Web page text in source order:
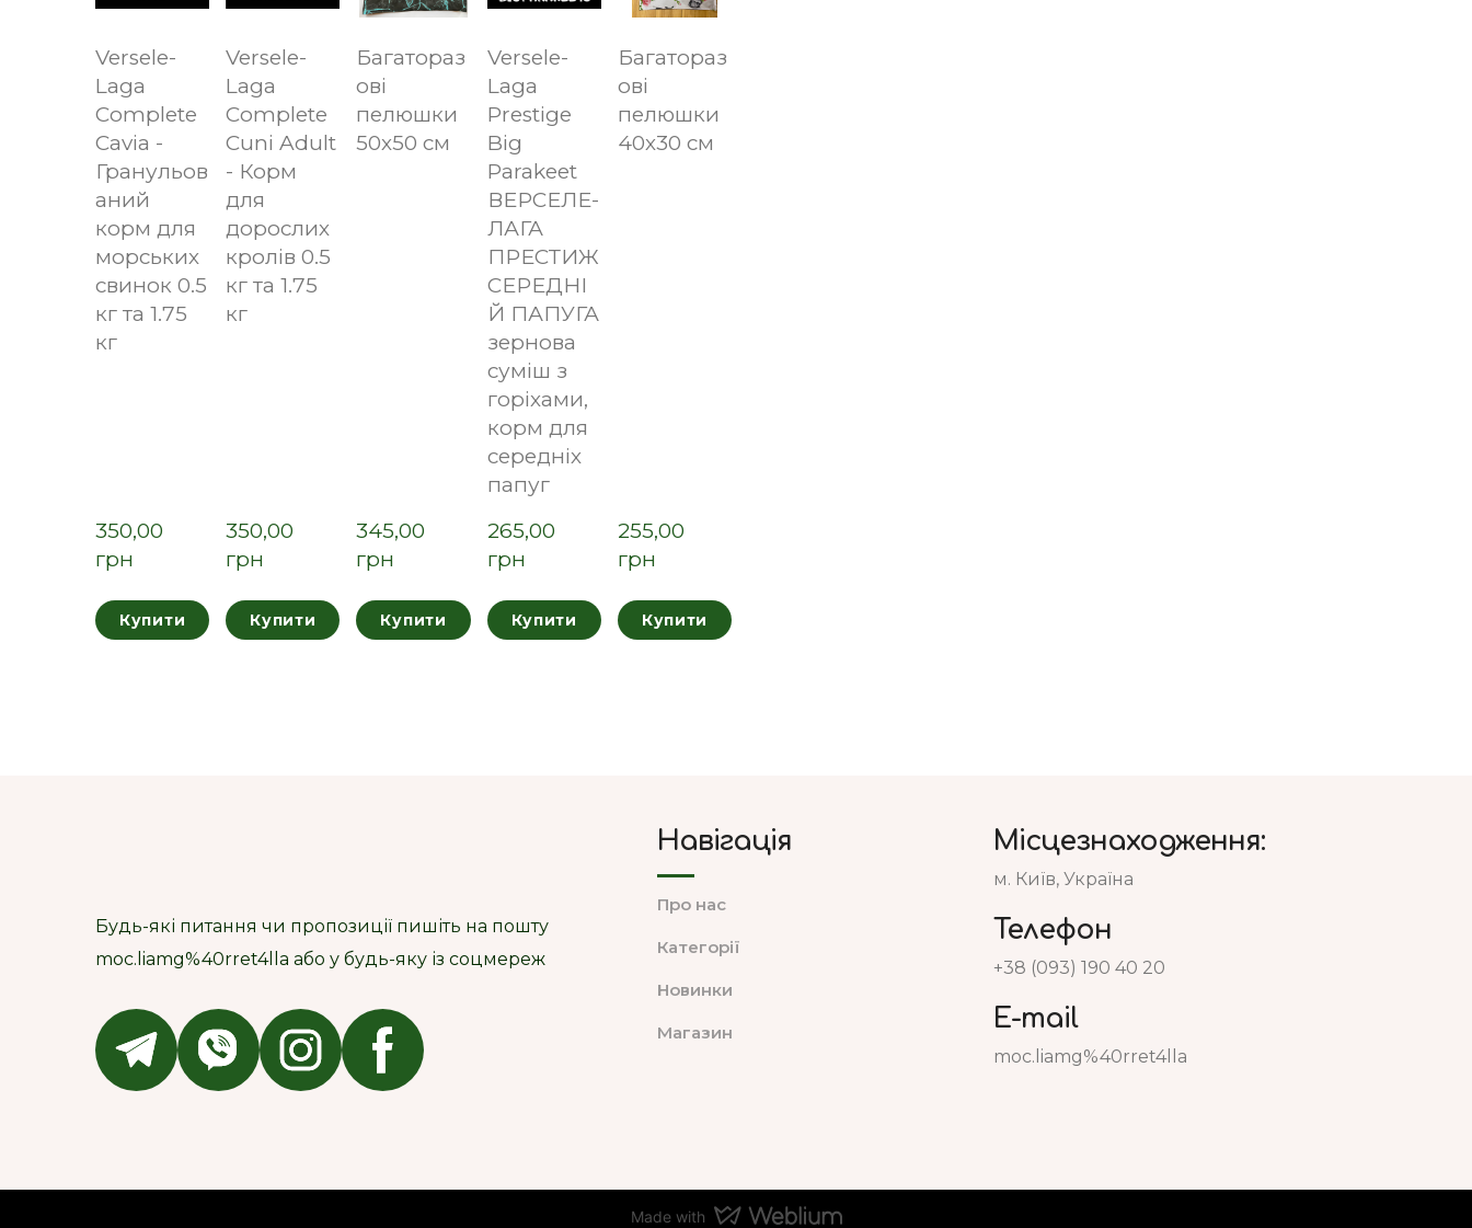
Versele-
Laga
Complete
Cavia -
Гранульов
аний
корм для
морських
свинок 0.5
кг та 1.75
кг
350,00
грн
Купити
Versele-
Laga
Complete
Cuni Adult
- Корм
для
дорослих
кролів 0.5
кг та 1.75
кг
350,00
грн
Купити
Багатораз
ові
пелюшки
50х50 см
345,00
грн
Купити
Versele-
Laga
Prestige
Big
Parakeet
ВЕРСЕЛЕ-
ЛАГА
ПРЕСТИЖ
СЕРЕДНІ
Й ПАПУГА
зернова
суміш з
горіхами,
корм для
середніх
папуг
265,00
грн
Купити
Багатораз
ові
пелюшки
40х30 см
255,00
грн
Купити
Будь-які питання чи пропозиції пишіть на пошту
moc.liamg%40rret4lla або у будь-яку із соцмереж
Навігація
Про нас
Категорії
Новинки
Магазин
Місцезнаходження:
м. Київ, Україна
Телефон
+38 (093) 190 40 20
E-mail
moc.liamg%40rret4lla
Made with